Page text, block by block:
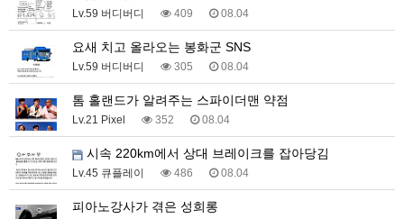
Lv.59 버디버디 409 08.04
요새 치고 올라오는 봉화군 SNS
Lv.59 버디버디 305 08.04
톰 홀랜드가 알려주는 스파이더맨 약점
Lv.21 Pixel 352 08.04
시속 220km에서 상대 브레이크를 잡아당김
Lv.45 큐플레이 486 08.04
피아노강사가 겪은 성희롱